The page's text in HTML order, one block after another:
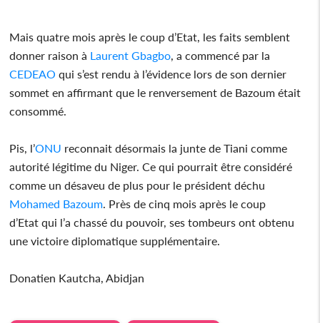
Mais quatre mois après le coup d’Etat, les faits semblent
donner raison à Laurent Gbagbo , a commencé par la
CEDEAO qui s’est rendu à l’évidence lors de son dernier
sommet en affirmant que le renversement de Bazoum était
consommé.
Pis, l’ONU reconnait désormais la junte de Tiani comme
autorité légitime du Niger. Ce qui pourrait être considéré
comme un désaveu de plus pour le président déchu
Mohamed Bazoum . Près de cinq mois après le coup
d’Etat qui l’a chassé du pouvoir, ses tombeurs ont obtenu
une victoire diplomatique supplémentaire.
Donatien Kautcha, Abidjan